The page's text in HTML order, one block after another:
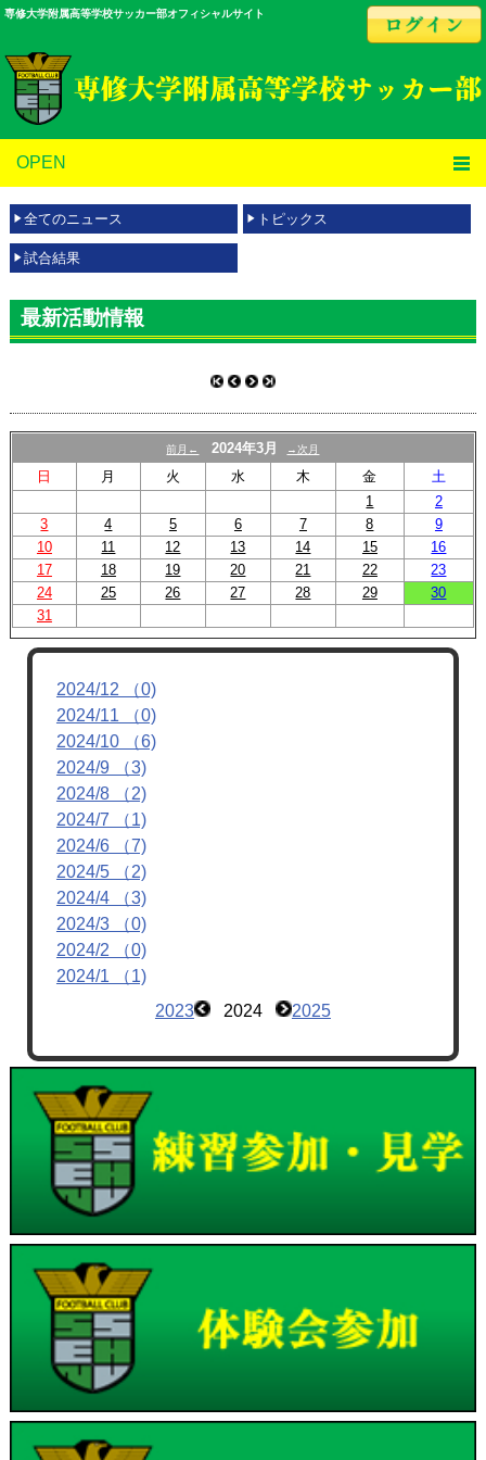
専修大学附属高等学校サッカー部オフィシャルサイト
OPEN
全てのニュース トピックス
試合結果
最新活動情報
前月← 2024年3月 →次月
日 月 火 水 木 金
土
1
2
3
4 5 6 7 8
9
10
11 12 13 14 15
16
17
18 19 20 21 22
23
24
25 26 27 28 29
30
31
2024/12 （0)
2024/11 （0)
2024/10 （6)
2024/9 （3)
2024/8 （2)
2024/7 （1)
2024/6 （7)
2024/5 （2)
2024/4 （3)
2024/3 （0)
2024/2 （0)
2024/1 （1)
2023
2024 2025